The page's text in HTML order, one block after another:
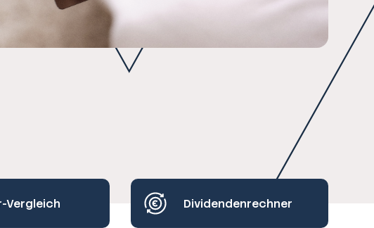
Vergleich Dividendenrechner